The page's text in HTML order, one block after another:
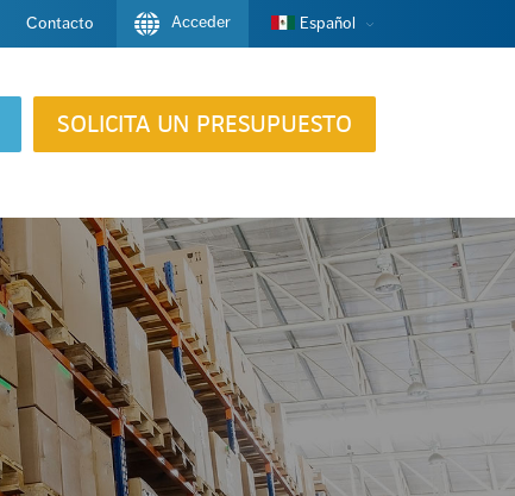
Contacto Acceder Español
SOLICITA UN PRESUPUESTO